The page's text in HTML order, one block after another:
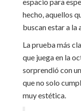
hecho, aquellos
buscan estar a la
La prueba más
que juega en la
sorprendió con
que no solo
muy estética.